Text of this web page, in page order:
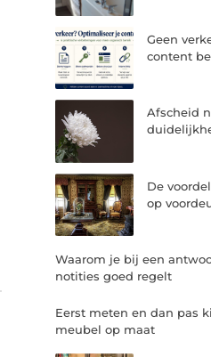
Geen
content
Afscheid
De
op
Waarom je bij een
notities goed regelt
Eerst meten en dan pas
meubel op maat